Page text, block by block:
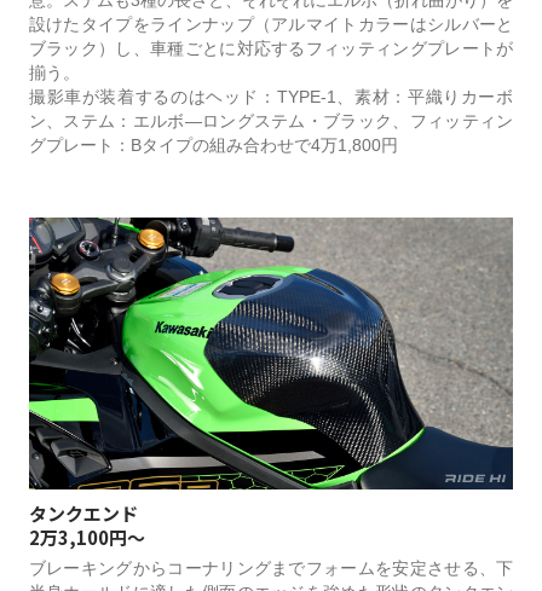
設けたタイプをラインナップ（アルマイトカラーはシルバーと
ブラック）し、車種ごとに対応するフィッティングプレートが
揃う。
撮影車が装着するのはヘッド：TYPE-1、素材：平織りカーボ
ン、ステム：エルボ―ロングステム・ブラック、フィッティン
グプレート：Bタイプの組み合わせで4万1,800円
タンクエンド
2万3,100円～
ブレーキングからコーナリングまでフォームを安定させる、下